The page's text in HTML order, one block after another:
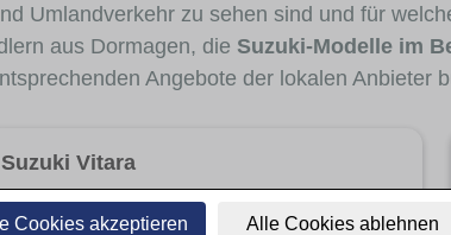
Cookies akzeptieren Alle Cookies ablehnen
Umlandverkehr zu sehen sind und für
aus Dormagen, die Suzuki-Modelle im
Angebote der lokalen Anbieter
Suzuki Vitara